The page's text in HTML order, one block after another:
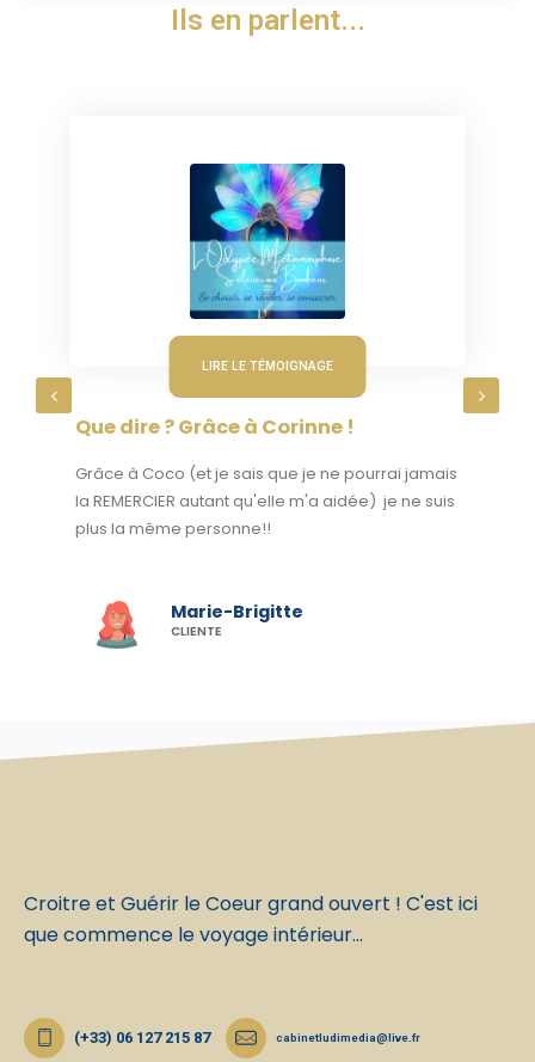
Télécharger la BROCHURE
Ils en parlent...
LIRE LE TÉMOIGNAGE
Que dire ? Grâce à Corinne !
Grâce à Coco (et je sais que je ne pourrai jamais
la REMERCIER autant qu'elle m'a aidée) je ne suis
plus la même personne!!
Marie-Brigitte
CLIENTE
Croitre et Guérir le Coeur grand ouvert ! C'est ici
que commence le voyage intérieur...
(+33) 06 127 215 87 cabinetludimedia@live.fr